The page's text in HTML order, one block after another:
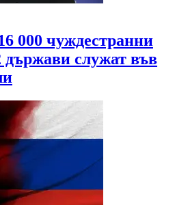
000 чуждестранни
държави служат във